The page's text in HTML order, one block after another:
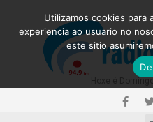
Utilizamos cookies para
experiencia ao usuario no
este sitio